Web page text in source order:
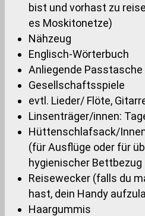
bist und vorhast zu
es Moskitonetze)
Nähzeug
Englisch-Wörterbuch
Anliegende Passtasche
Gesellschaftsspiele
evtl. Lieder/ Flöte,
Linsenträger/innen:
Hüttenschlafsack/
(für Ausflüge oder für
hygienischer
Reisewecker (falls du
hast, dein Handy
Haargummis